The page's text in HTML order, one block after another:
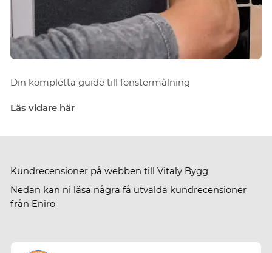
Din kompletta guide till fönstermålning
Läs vidare här
Kundrecensioner på webben till Vitaly Bygg
Nedan kan ni läsa några få utvalda kundrecensioner
från Eniro